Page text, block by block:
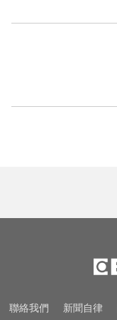
聯絡我們 新聞自律